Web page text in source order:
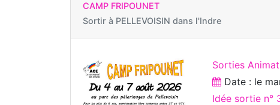
CAMP FRIPOUNET
Sortir à PELLEVOISIN dans l'Indre
Sorties
Date : le
Idée sortie n°